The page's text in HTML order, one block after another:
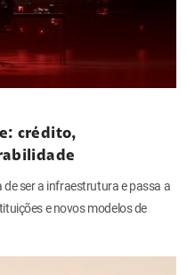
crédito,
de ser a infraestrutura e passa a
e novos modelos de